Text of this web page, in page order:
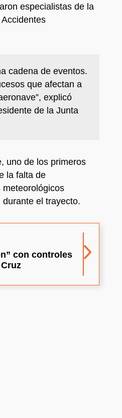
especialistas de la
cadena de eventos.
que afectan a
explicó
de la Junta
uno de los primeros
la falta de
el trayecto.
con controles